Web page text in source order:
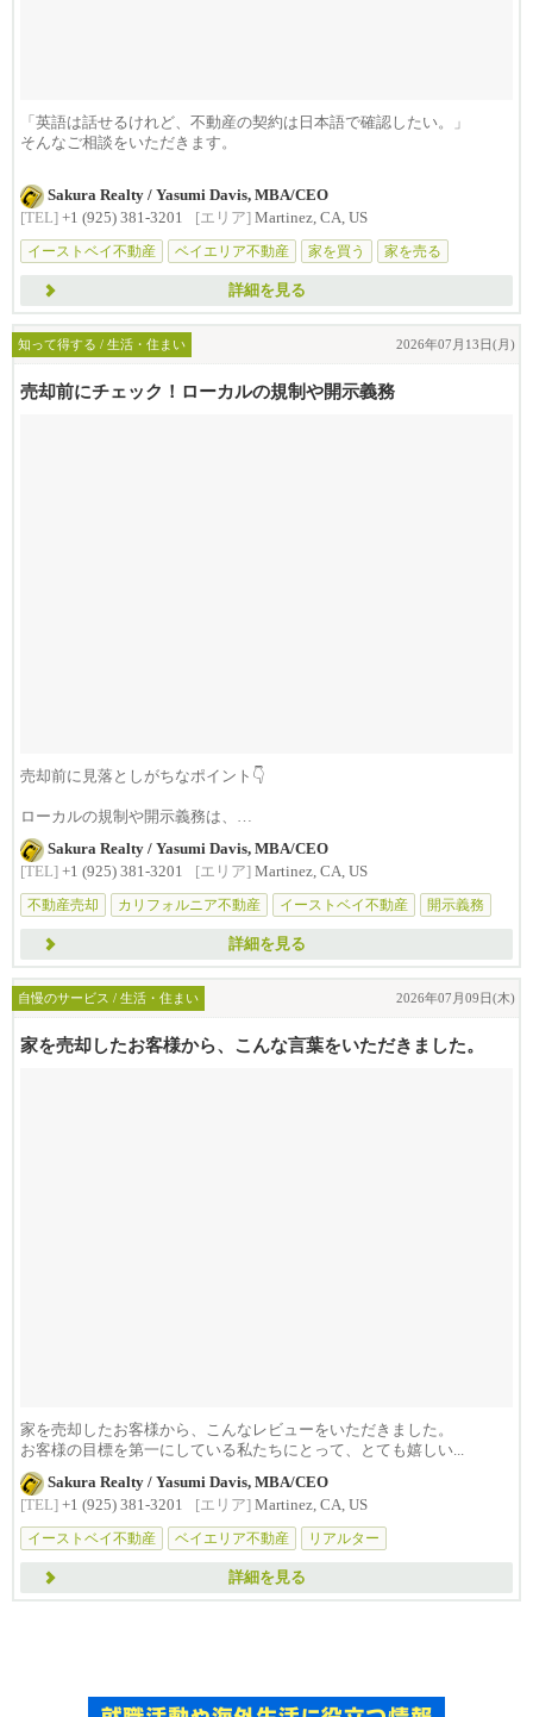
「英語は話せるけれど、不動産の契約は日本語で確認したい。」
そんなご相談をいただきます。
家の売買は...
Sakura Realty / Yasumi Davis, MBA/CEO
[TEL] +1 (925) 381-3201 [エリア] Martinez, CA, US
イーストベイ不動産
ベイエリア不動産 家を買う 家を売る
詳細を見る
知って得する / 生活・住まい 2026年07月13日(月)
売却前にチェック！ローカルの規制や開示義務
売却前に見落としがちなポイント👇
ローカルの規制や開示義務は、
✔ 想定外の出費につながったりbR...
Sakura Realty / Yasumi Davis, MBA/CEO
[TEL] +1 (925) 381-3201 [エリア] Martinez, CA, US
不動産売却
カリフォルニア不動産 イーストベイ不動産 開示義務
詳細を見る
自慢のサービス / 生活・住まい 2026年07月09日(木)
家を売却したお客様から、こんな言葉をいただきました。
家を売却したお客様から、こんなレビューをいただきました。
お客様の目標を第一にしている私たちにとって、とても嬉しい...
Sakura Realty / Yasumi Davis, MBA/CEO
[TEL] +1 (925) 381-3201 [エリア] Martinez, CA, US
イーストベイ不動産
ベイエリア不動産 リアルター
詳細を見る